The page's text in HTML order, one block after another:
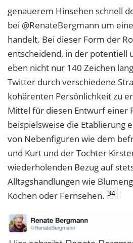
genauerem Hinsehen schnell
bei @RenateBergmann um
handelt. Bei dieser Form der
entscheidend, in der potentiell
eben nicht nur 140 Zeichen
Twitter durch verschiedene
kohärenten Persönlichkeit zu
Mittel für diesen Entwurf einer
beispielsweise die Etablierung
von Nebenfiguren wie dem
und Kurt und der Tochter
wiederholenden Bezug auf
Alltagshandlungen wie
Kochen oder Fernsehen. 34